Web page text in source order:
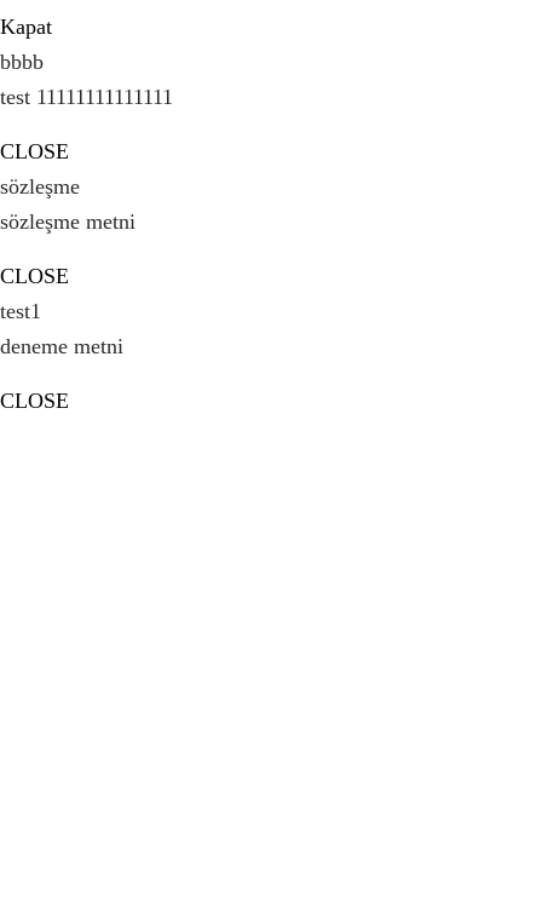
Kapat
bbbb
test 11111111111111
CLOSE
sözleşme
sözleşme metni
CLOSE
test1
deneme metni
CLOSE